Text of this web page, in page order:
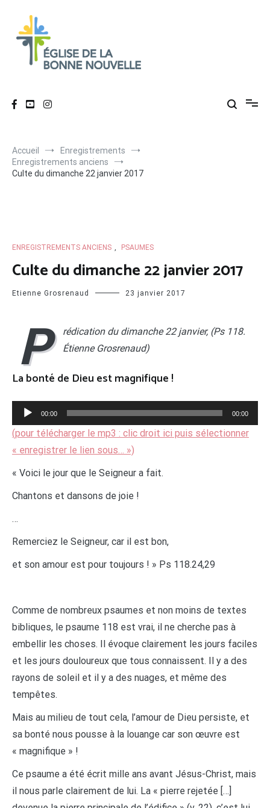
contenu
Accueil
Enregistrements
Enregistrements anciens
Culte du dimanche 22 janvier 2017
ENREGISTREMENTS ANCIENS , PSAUMES
Culte du dimanche 22 janvier 2017
Etienne Grosrenaud 23 janvier 2017
P rédication du dimanche 22 janvier, (Ps 118.
Étienne Grosrenaud)
La bonté de Dieu est magnifique !
Lecteur
audio
00:00 00:00
(pour télécharger le mp3 : clic droit ici puis sélectionner
« enregistrer le lien sous… »)
« Voici le jour que le Seigneur a fait.
Chantons et dansons de joie !
…
Remerciez le Seigneur, car il est bon,
et son amour est pour toujours ! » Ps 118.24,29
Comme de nombreux psaumes et non moins de textes
bibliques, le psaume 118 est vrai, il ne cherche pas à
embellir les choses. Il évoque clairement les jours faciles
et les jours douloureux que tous connaissent. Il y a des
rayons de soleil et il y a des nuages, et même des
tempêtes.
Mais au milieu de tout cela, l’amour de Dieu persiste, et
sa bonté nous pousse à la louange car son œuvre est
« magnifique » !
Ce psaume a été écrit mille ans avant Jésus-Christ, mais
il nous parle clairement de lui. La « pierre rejetée […]